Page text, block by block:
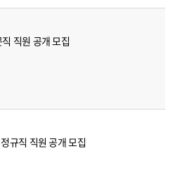
직원 공개 모집
규직 직원 공개 모집